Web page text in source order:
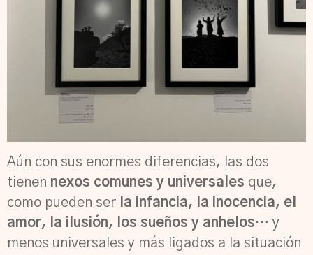
Aún con sus enormes diferencias, las dos
tienen nexos comunes y universales que,
como pueden ser la infancia, la inocencia, el
amor, la ilusión, los sueños y anhelos… y
menos universales y más ligados a la situación